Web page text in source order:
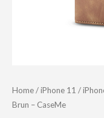
Home/iPhone 11 /
Brun – CaseMe